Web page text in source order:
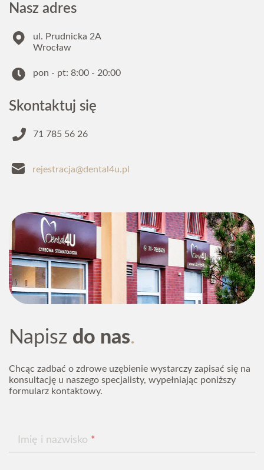
Nasz adres
ul. Prudnicka 2A
Wrocław
pon - pt: 8:00 - 20:00
Skontaktuj się
71 785 56 26
rejestracja@dental4u.pl
Napisz do nas
Chcąc zadbać o zdrowe uzębienie wystarczy zapisać się na
konsultację u naszego specjalisty, wypełniając poniższy
formularz kontaktowy.
Imię i nazwisko *
Napiszdo nas
Chcąc zadbać o zdrowe uzębienie wystarczy zapisać się
poniższy formularz kontaktowy.
Imię i nazwisko
Numer telefonu*